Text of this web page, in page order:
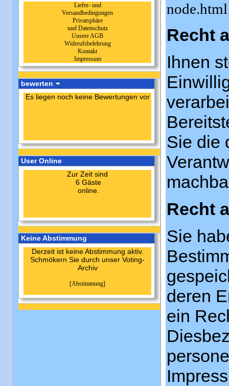
Liefer- und
Versandbedingungen
Privatsphäre
und Datenschutz
Unsere AGB
Widerufsbelehrung
Kontakt
Impressum
bewerten
Es liegen noch keine Bewertungen vor
User Online
Zur Zeit sind
6 Gäste
online.
Keine Abstimmung
Derzeit ist keine Abstimmung aktiv.
Schmökern Sie durch unser Voting-
Archiv
[Abstimmung]
node.html
Recht
Ihnen
Sie die
Recht
Sie
deren
ein